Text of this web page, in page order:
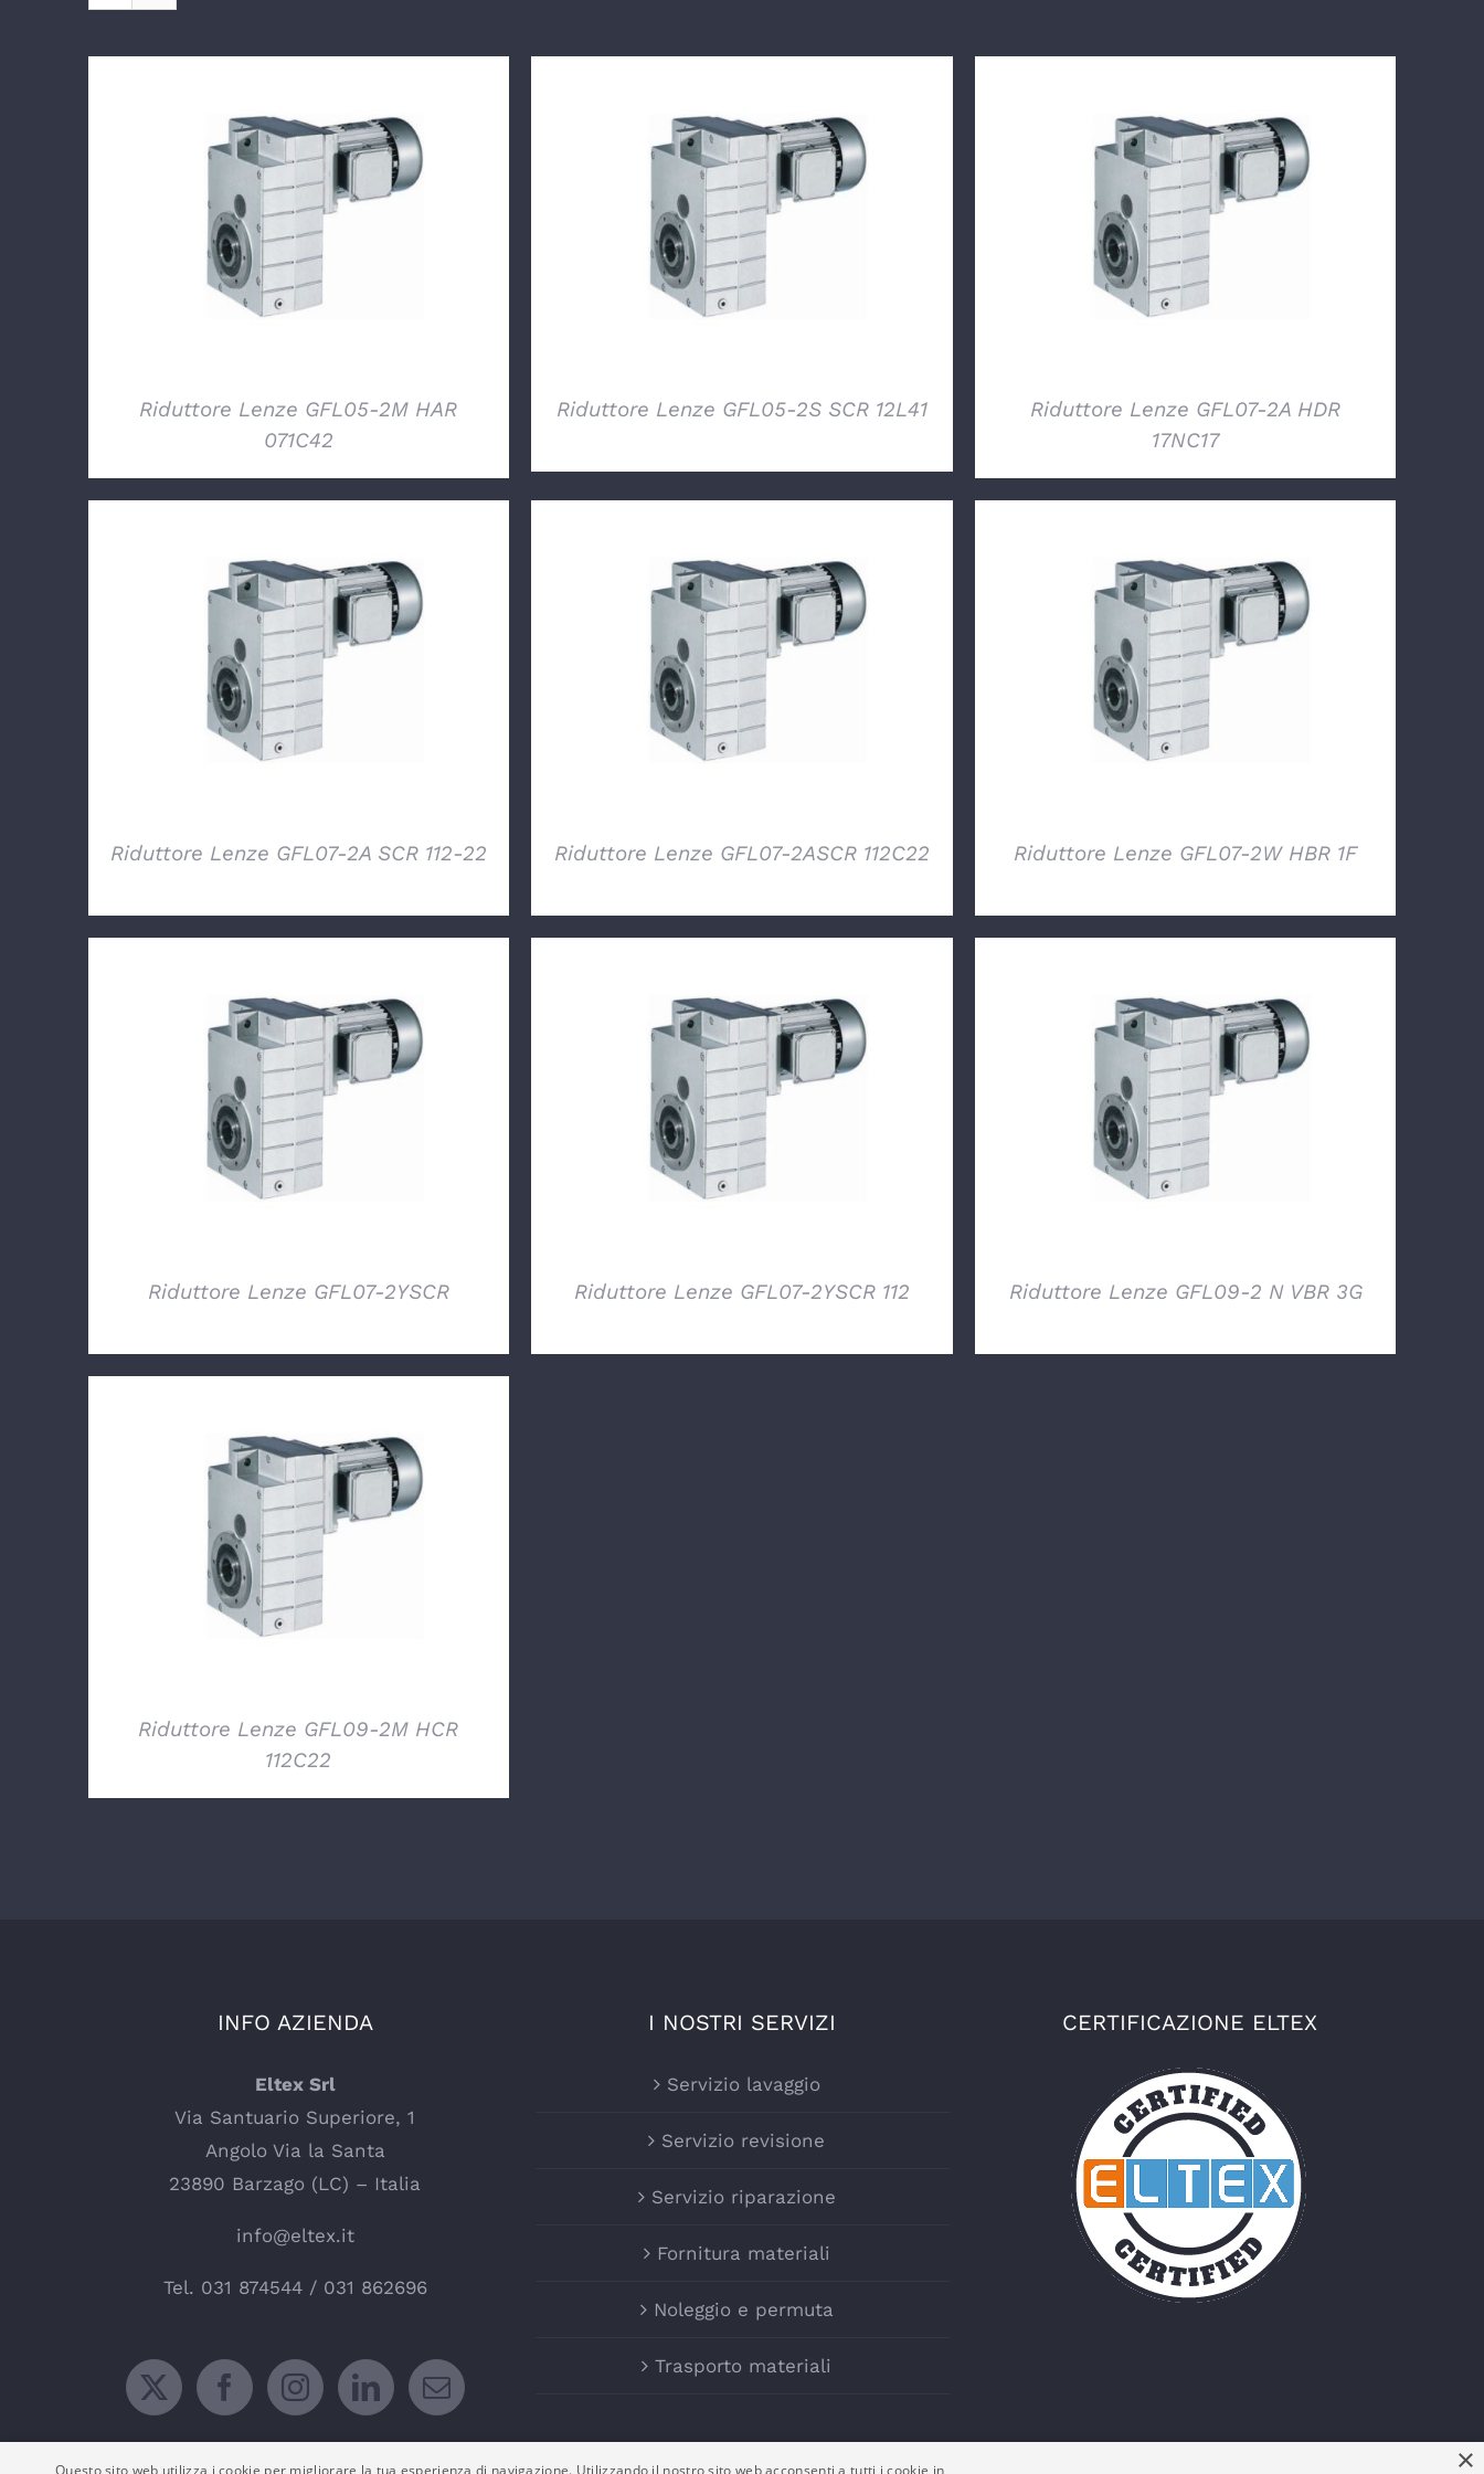
DETTAGLI
Riduttore Lenze GFL05-2M HAR
071C42
DETTAGLI
Riduttore Lenze GFL05-2S SCR 12L41
DETTAGLI
Riduttore Lenze GFL07-2A HDR
17NC17
DETTAGLI
Riduttore Lenze GFL07-2A SCR 112-22
DETTAGLI
Riduttore Lenze GFL07-2ASCR 112C22
DETTAGLI
Riduttore Lenze GFL07-2W HBR 1F
DETTAGLI
Riduttore Lenze GFL07-2YSCR
DETTAGLI
Riduttore Lenze GFL07-2YSCR 112
DETTAGLI
Riduttore Lenze GFL09-2 N VBR 3G
DETTAGLI
Riduttore Lenze GFL09-2M HCR
112C22
INFO AZIENDA
Eltex Srl
Via Santuario Superiore, 1
Angolo Via la Santa
23890 Barzago (LC) – Italia
info@eltex.it
Tel. 031 874544/ 031 862696
I NOSTRI SERVIZI
Servizio lavaggio
Servizio revisione
Servizio riparazione
Fornitura materiali
Noleggio e permuta
Trasporto materiali
CERTIFICAZIONE ELTEX
×
Questo sito web utilizza i cookie per migliorare la tua esperienza di navigazione. Utilizzando il nostro sito web acconsenti a tutti i cookie in